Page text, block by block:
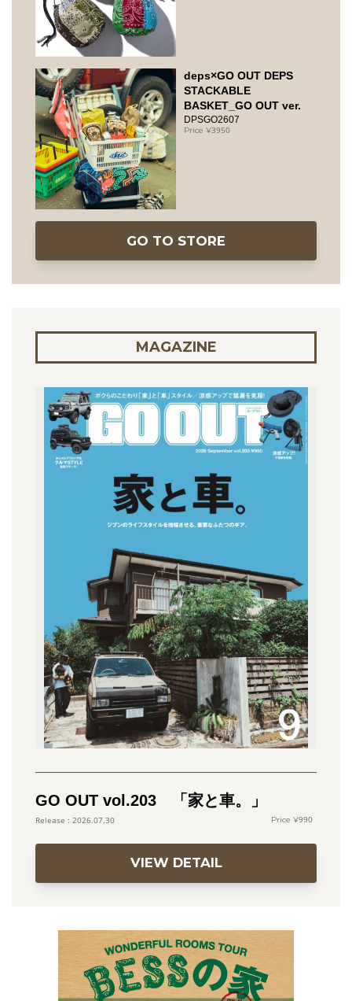
deps×GO OUT DEPS
STACKABLE
BASKET_GO OUT ver.
DPSGO2607
3950
GO TO STORE
MAGAZINE
GO OUT vol.203 「家と車。」
2026.07.30 990
VIEW DETAIL